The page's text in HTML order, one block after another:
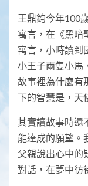
王鼎鈞今年100
寓言，在《黑暗
寓言，小時讀到
小王子兩隻小馬
故事裡為什麼有
下的智慧是，天
其實讀故事時還
能達成的願望。
父親說出心中的
對話，在夢中彷